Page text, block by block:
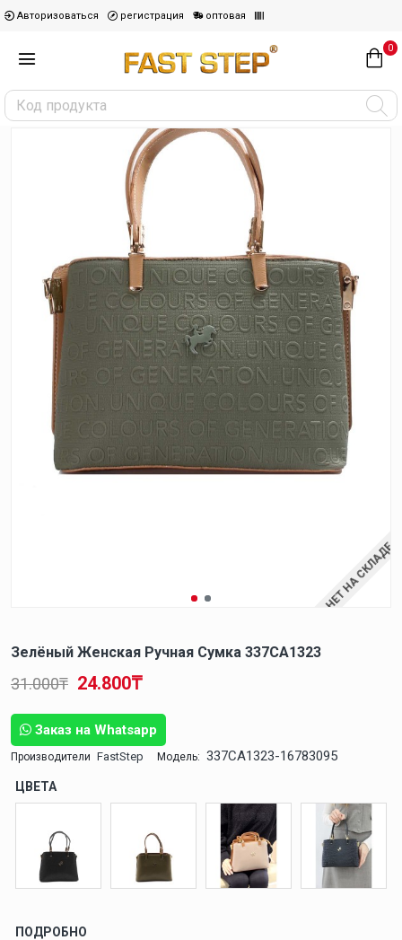
Авторизоваться регистрация оптовая
0
НЕТ НА СКЛАДЕ
Зелёный Женская Ручная Сумка 337CA1323
Заказ на Whatsapp
Производители FastStep Модель: 337CA1323-16783095
24.800₸
31.000₸
ЦВЕТА
ПОДРОБНО